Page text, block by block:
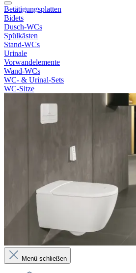
Betätigungsplatten
Bidets
Dusch-WCs
Spülkästen
Stand-WCs
Urinale
Vorwandelemente
Wand-WCs
WC- & Urinal-Sets
WC-Sitze
Menü schließen